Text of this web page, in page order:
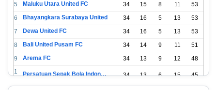
5
Maluku Utara United FC 34 15 8 11
53
6
Bhayangkara Surabaya United 34 16 5 13
53
7
Dewa United FC 34 16 5 13
53
8
Bali United Pusam FC 34 14 9 11
51
9
Arema FC 34 13 9 12
48
1
Persatuan Sepak Bola Indonesia Tangerang 34 13 6 15 45